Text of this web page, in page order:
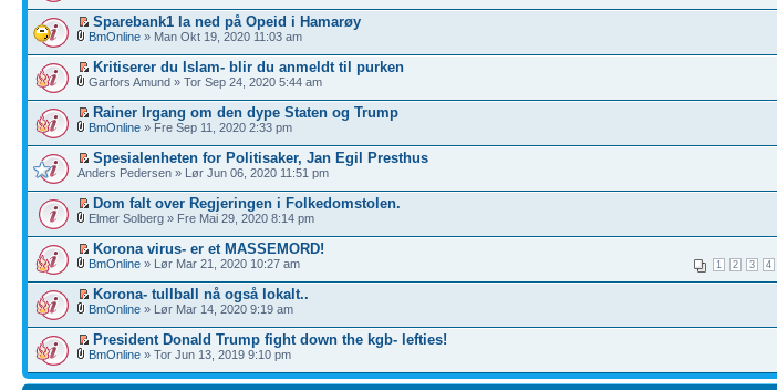
Sparebank1 la ned på Opeid i Hamarøy
BmOnline » Man Okt 19, 2020 11:03 am
Kritiserer du Islam- blir du anmeldt til purken
Garfors Amund » Tor Sep 24, 2020 5:44 am
Rainer Irgang om den dype Staten og Trump
BmOnline » Fre Sep 11, 2020 2:33 pm
Spesialenheten for Politisaker, Jan Egil Presthus
Anders Pedersen » Lør Jun 06, 2020 11:51 pm
Dom falt over Regjeringen i Folkedomstolen.
Elmer Solberg » Fre Mai 29, 2020 8:14 pm
Korona virus- er et MASSEMORD!
1 2 3 4
BmOnline » Lør Mar 21, 2020 10:27 am
Korona- tullball nå også lokalt..
BmOnline » Lør Mar 14, 2020 9:19 am
President Donald Trump fight down the kgb- lefties!
BmOnline » Tor Jun 13, 2019 9:10 pm